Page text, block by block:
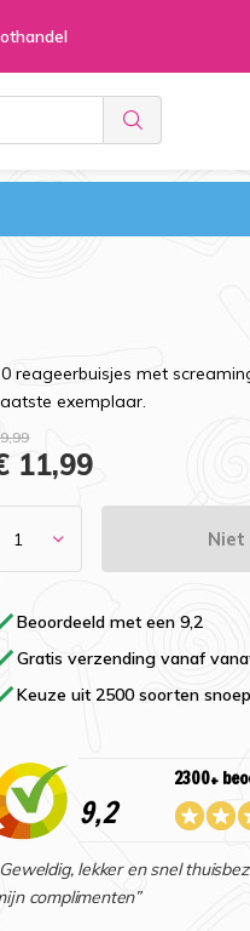
reageerbuisjes met
exemplaar.
11,99
Niet
Beoordeeld met een 9,2
Gratis verzending vanaf
Keuze uit 2500 soorten snoep
9,2
2300+
lekker en snel
complimenten”